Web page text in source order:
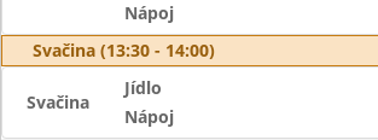
Nápoj
Svačina (13:30 - 14:00)
Svačina
Jídlo
Nápoj